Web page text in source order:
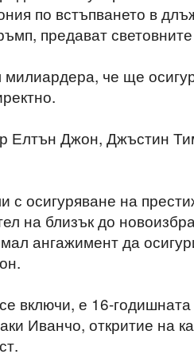
по встъпването в
предават
че ще
Елтън Джон, Джъстин
с осигуряване на
на близък до
ангажимент да
включи, е 16-годишната
Иванчо, откритие на